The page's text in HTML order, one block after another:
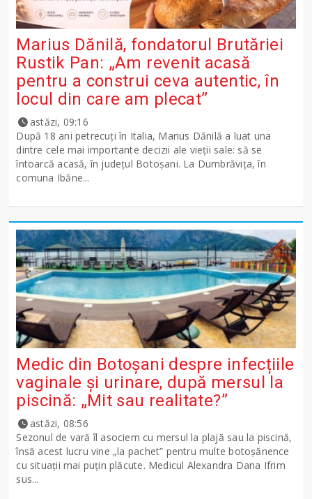
Marius Dănilă, fondatorul Brutăriei
Rustik Pan: „Am revenit acasă
pentru a construi ceva autentic, în
locul din care am plecat”
astăzi, 09:16
După 18 ani petrecuți în Italia, Marius Dănilă a luat una
dintre cele mai importante decizii ale vieții sale: să se
întoarcă acasă, în județul Botoșani. La Dumbrăvița, în
comuna Ibăne...
Medic din Botoșani despre infecțiile
vaginale și urinare, după mersul la
piscină: „Mit sau realitate?”
astăzi, 08:56
Sezonul de vară îl asociem cu mersul la plajă sau la piscină,
însă acest lucru vine „la pachet” pentru multe botoșănence
cu situații mai puțin plăcute. Medicul Alexandra Dana Ifrim
sus...